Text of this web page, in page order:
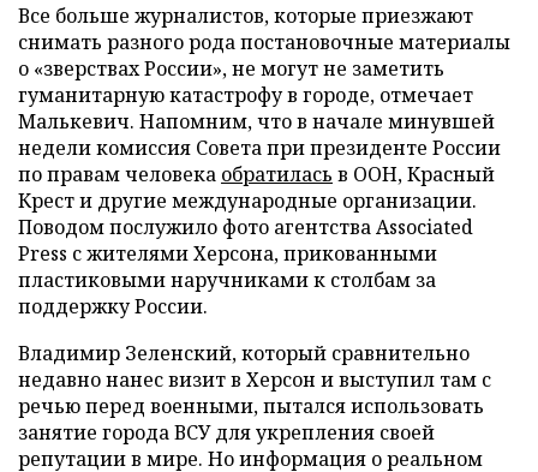
Все больше журналистов, которые приезжают
снимать разного рода постановочные материалы
о «зверствах России», не могут не заметить
гуманитарную катастрофу в городе, отмечает
Малькевич. Напомним, что в начале минувшей
недели комиссия Совета при президенте России
по правам человека обратилась в ООН, Красный
Крест и другие международные организации.
Поводом послужило фото агентства Associated
Press с жителями Херсона, прикованными
пластиковыми наручниками к столбам за
поддержку России.
Владимир Зеленский, который сравнительно
недавно нанес визит в Херсон и выступил там с
речью перед военными, пытался использовать
занятие города ВСУ для укрепления своей
репутации в мире. Но информация о реальном